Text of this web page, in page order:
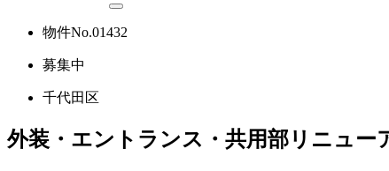
物件No.01432
募集中
千代田区
外装・エントランス・共用部リニュー